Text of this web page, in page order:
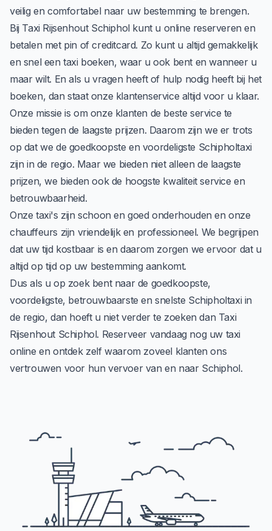
veilig en comfortabel naar uw bestemming te brengen.
Bij Taxi Rijsenhout Schiphol kunt u online reserveren en
betalen met pin of creditcard. Zo kunt u altijd gemakkelijk
en snel een taxi boeken, waar u ook bent en wanneer u
maar wilt. En als u vragen heeft of hulp nodig heeft bij het
boeken, dan staat onze klantenservice altijd voor u klaar.
Onze missie is om onze klanten de beste service te
bieden tegen de laagste prijzen. Daarom zijn we er trots
op dat we de goedkoopste en voordeligste Schipholtaxi
zijn in de regio. Maar we bieden niet alleen de laagste
prijzen, we bieden ook de hoogste kwaliteit service en
betrouwbaarheid.
Onze taxi's zijn schoon en goed onderhouden en onze
chauffeurs zijn vriendelijk en professioneel. We begrijpen
dat uw tijd kostbaar is en daarom zorgen we ervoor dat u
altijd op tijd op uw bestemming aankomt.
Dus als u op zoek bent naar de goedkoopste,
voordeligste, betrouwbaarste en snelste Schipholtaxi in
de regio, dan hoeft u niet verder te zoeken dan Taxi
Rijsenhout Schiphol. Reserveer vandaag nog uw taxi
online en ontdek zelf waarom zoveel klanten ons
vertrouwen voor hun vervoer van en naar Schiphol.